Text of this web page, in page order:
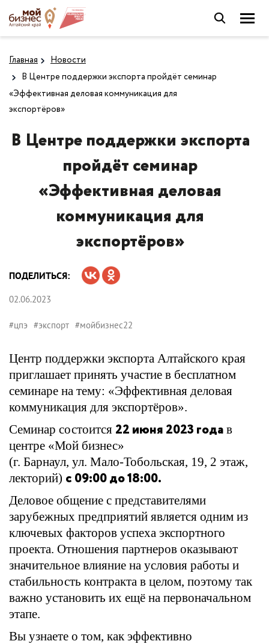
Главная
Новости
В Центре поддержки экспорта пройдёт семинар
«Эффективная деловая коммуникация для
экспортёров»
В Центре поддержки экспорта
пройдёт семинар
«Эффективная деловая
коммуникация для
экспортёров»
ПОДЕЛИТЬСЯ:
02.06.2023
#цпэ #экспорт #мойбизнес22
Центр поддержки экспорта Алтайского края
приглашает принять участие в бесплатном
семинаре на тему: «Эффективная деловая
коммуникация для экспортёров».
Семинар состоится 22 июня 2023 года в
центре «Мой бизнес»
(г. Барнаул, ул. Мало-Тобольская, 19, 2 этаж,
лекторий) с 09:00 до 18:00.
Деловое общение с представителями
зарубежных предприятий является одним из
ключевых факторов успеха экспортного
проекта. Отношения партнеров оказывают
значительное влияние на условия работы и
стабильность контракта в целом, поэтому так
важно установить их ещё на первоначальном
этапе.
Вы узнаете о том, как эффективно